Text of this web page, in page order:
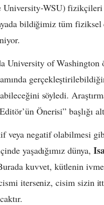
University-WSU)
bildiğimiz tüm
University of Washington
söyledi.
Önerisi” başlığı
veya negatif olabilmesi
yaşadığımız dünya,
kuvvet, kütlenin
iterseniz, cisim sizin